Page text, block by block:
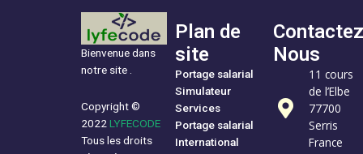
Bienvenue dans
notre site .
Copyright ©
2022 LYFECODE
Tous les droits
Plan de
site
Portage salarial
Simulateur
Services
Portage salarial
International
Contactez
Nous
11 cours
de l’Elbe
77700
Serris
France